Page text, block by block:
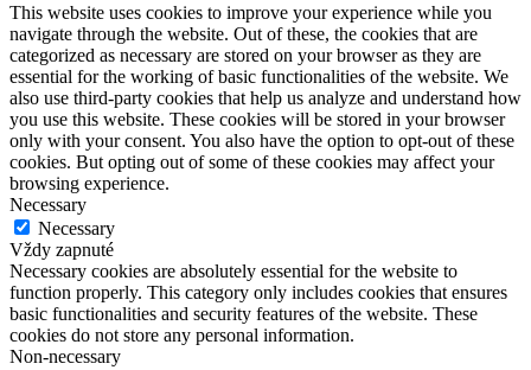
This website uses cookies to improve your experience while you
navigate through the website. Out of these, the cookies that are
categorized as necessary are stored on your browser as they are
essential for the working of basic functionalities of the website. We
also use third-party cookies that help us analyze and understand how
you use this website. These cookies will be stored in your browser
only with your consent. You also have the option to opt-out of these
cookies. But opting out of some of these cookies may affect your
browsing experience.
Necessary
Necessary
Vždy zapnuté
Necessary cookies are absolutely essential for the website to
function properly. This category only includes cookies that ensures
basic functionalities and security features of the website. These
cookies do not store any personal information.
Non-necessary